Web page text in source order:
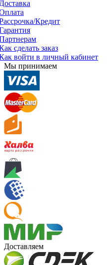
Кредит
сделать заказ
войти в личный кабинет
Мы принимаем
Доставляем